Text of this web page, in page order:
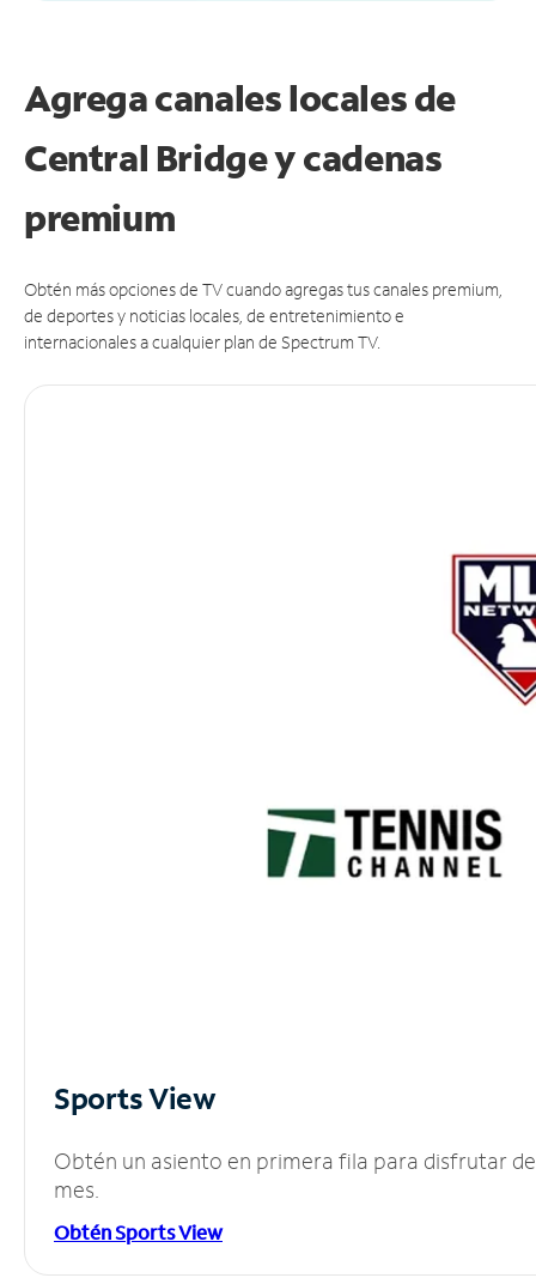
Agrega canales locales de
Central Bridge y cadenas
premium
Obtén más opciones de TV cuando agregas tus canales premium,
de deportes y noticias locales, de entretenimiento e
internacionales a cualquier plan de Spectrum TV.
Sports View
Obtén un asiento en primera fila para disfrutar
mes.
Obtén Sports View